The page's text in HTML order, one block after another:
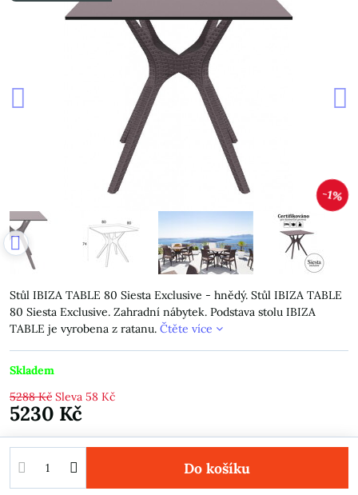
1%
Stůl IBIZA TABLE 80 Siesta Exclusive - hnědý. Stůl IBIZA TABLE
80 Siesta Exclusive. Zahradní nábytek. Podstava stolu IBIZA
TABLE je vyrobena z ratanu. Čtěte více
Skladem
5288 Kč Sleva 58 Kč
5230 Kč
Do košíku